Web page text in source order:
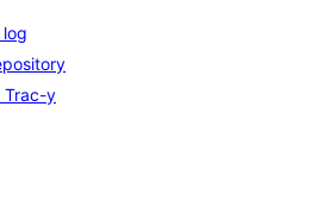
Trac-у